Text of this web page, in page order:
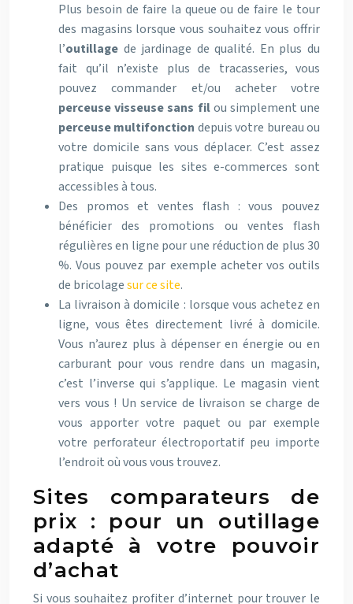
Plus besoin de faire la queue ou de faire le tour
des magasins lorsque vous souhaitez vous offrir
l’outillage de jardinage de qualité. En plus du
fait qu’il n’existe plus de tracasseries, vous
pouvez commander et/ou acheter votre
perceuse visseuse sans filou simplement une
perceuse multifonction depuis votre bureau ou
votre domicile sans vous déplacer. C’est assez
pratique puisque les sites e-commerces sont
accessibles à tous.
Des promos et ventes flash : vous pouvez
bénéficier des promotions ou ventes flash
régulières en ligne pour une réduction de plus 30
%. Vous pouvez par exemple acheter vos outils
de bricolagesur ce site.
La livraison à domicile : lorsque vous achetez en
ligne, vous êtes directement livré à domicile.
Vous n’aurez plus à dépenser en énergie ou en
carburant pour vous rendre dans un magasin,
c’est l’inverse qui s’applique. Le magasin vient
vers vous ! Un service de livraison se charge de
vous apporter votre paquet ou par exemple
votre perforateur électroportatif peu importe
l’endroit où vous vous trouvez.
Sites comparateurs de
prix : pour un outillage
adapté à votre pouvoir
d’achat
Si vous souhaitez profiter d’internet pour trouver le